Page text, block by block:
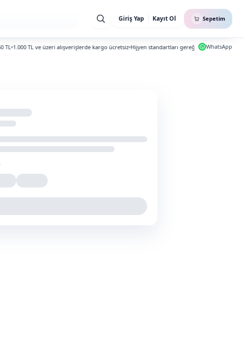
Giriş Yap Kayıt Ol Sepetim
1.000 TL ve üzeri alışverişlerde kargo ücretsiz Hijyen standartları gereği iade ve değişim
WhatsApp